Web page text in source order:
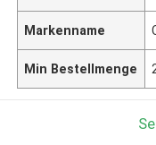
Markenname
Min Bestellmenge